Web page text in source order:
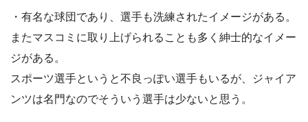
・有名な球団であり、選手も洗練されたイメージがある。
またマスコミに取り上げられることも多く紳士的なイメー
ジがある。
スポーツ選手というと不良っぽい選手もいるが、ジャイア
ンツは名門なのでそういう選手は少ないと思う。